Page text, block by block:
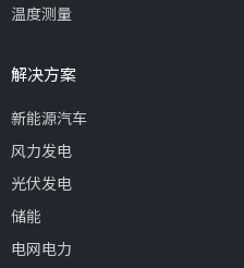
温度测量
解决方案
新能源汽车
风力发电
光伏发电
储能
电网电力